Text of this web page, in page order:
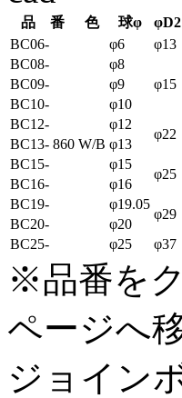
品 番 色 球φ φD2
BC06-
860 W/B
φ6 φ13
BC08-
φ8
φ15
BC09-
φ9
BC10-
φ10
BC12-
φ12
φ22
BC13- φ13
BC15-
φ15
φ25
BC16- φ16
BC19-
φ19.05
φ29
BC20- φ20
BC25-
φ25 φ37
※品番を
ページへ
ジョイン